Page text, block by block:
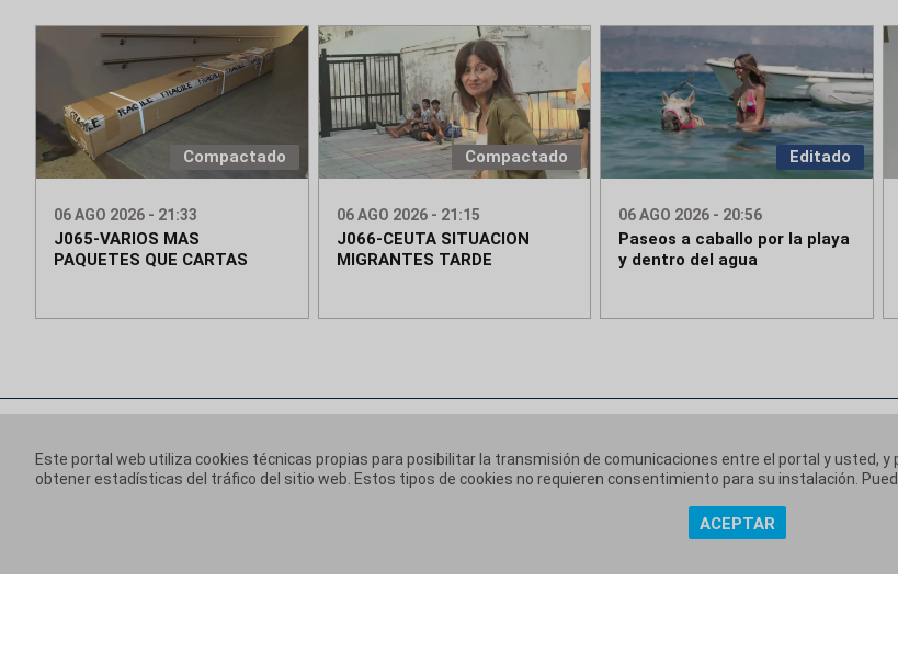
Compactado
06 AGO 2026 - 21:33
J065-VARIOS MAS
PAQUETES QUE CARTAS
Compactado
06 AGO 2026 - 21:15
J066-CEUTA SITUACION
MIGRANTES TARDE
Editado
06 AGO 2026 - 20:56
Paseos a caballo por la playa
y dentro del agua
Este portal web utiliza cookies técnicas propias para posibilitar la transmisión de comunicaciones entre el portal y usted,
obtener estadísticas del tráfico del sitio web. Estos tipos de cookies no requieren consentimiento para su instalación.
ACEPTAR